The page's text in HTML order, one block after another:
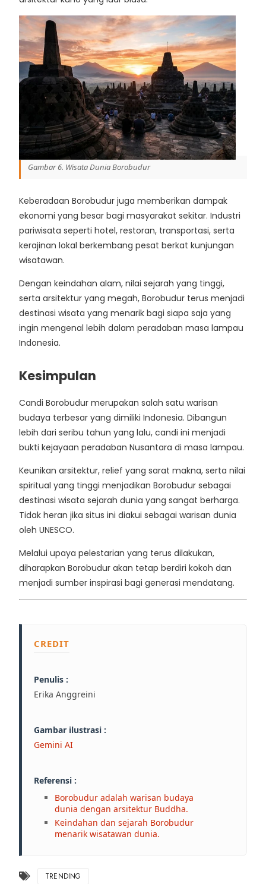
Gambar 6. Wisata Dunia Borobudur
Keberadaan Borobudur juga memberikan dampak
ekonomi yang besar bagi masyarakat sekitar. Industri
pariwisata seperti hotel, restoran, transportasi, serta
kerajinan lokal berkembang pesat berkat kunjungan
wisatawan.
Dengan keindahan alam, nilai sejarah yang tinggi,
serta arsitektur yang megah, Borobudur terus menjadi
destinasi wisata yang menarik bagi siapa saja yang
ingin mengenal lebih dalam peradaban masa lampau
Indonesia.
Kesimpulan
Candi Borobudur merupakan salah satu warisan
budaya terbesar yang dimiliki Indonesia. Dibangun
lebih dari seribu tahun yang lalu, candi ini menjadi
bukti kejayaan peradaban Nusantara di masa lampau.
Keunikan arsitektur, relief yang sarat makna, serta nilai
spiritual yang tinggi menjadikan Borobudur sebagai
destinasi wisata sejarah dunia yang sangat berharga.
Tidak heran jika situs ini diakui sebagai warisan dunia
oleh UNESCO.
Melalui upaya pelestarian yang terus dilakukan,
diharapkan Borobudur akan tetap berdiri kokoh dan
menjadi sumber inspirasi bagi generasi mendatang.
CREDIT
Penulis :
Erika Anggreini
Gambar ilustrasi :
Gemini AI
Referensi :
Borobudur adalah warisan budaya
dunia dengan arsitektur Buddha.
Keindahan dan sejarah Borobudur
menarik wisatawan dunia.
TRENDING